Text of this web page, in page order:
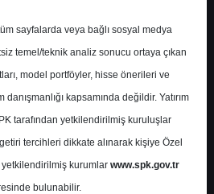
Raporlar
ICBC Yatırım
Raporu
27 Mayıs 2024
sayfalarda veya bağlı sosyal medya
temel/teknik analiz sonucu ortaya çıkan
model portföyler, hisse önerileri ve
danışmanlığı kapsamında değildir. Yatırım
tarafından yetkilendirilmiş kuruluşlar
tercihleri dikkate alınarak kişiye Özel
kurumlar www.spk.gov.tr
bulunabilir.